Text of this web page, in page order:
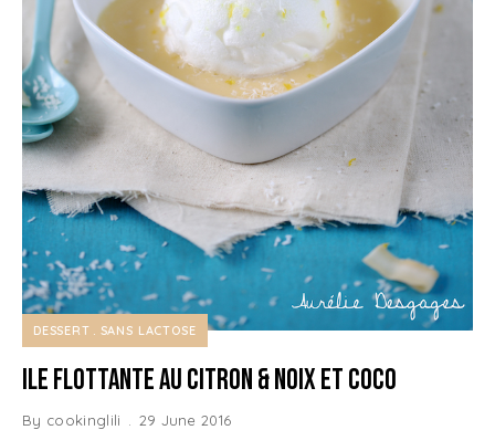
DESSERT SANS LACTOSE
Ile Flottante au Citron & Noix et Coco
By cookinglili 29 June 2016